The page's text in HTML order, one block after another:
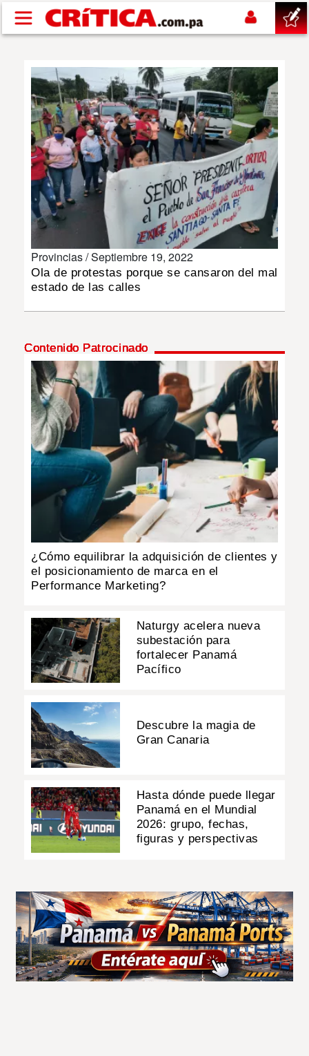
Pasar al contenido principal
SUCESOS
NACIONAL
POLÍTICA
SHOW
DEPORTES
MULTIMEDIA
IMPRESO
Provincias /Septiembre 19, 2022
Ola de protestas porque se cansaron del mal
estado de las calles
Contenido Patrocinado
¿Cómo equilibrar la adquisición de clientes y
el posicionamiento de marca en el
Performance Marketing?
Naturgy acelera nueva
subestación para
fortalecer Panamá
Pacífico
Descubre la magia de
Gran Canaria
Hasta dónde puede llegar
Panamá en el Mundial
2026: grupo, fechas,
figuras y perspectivas